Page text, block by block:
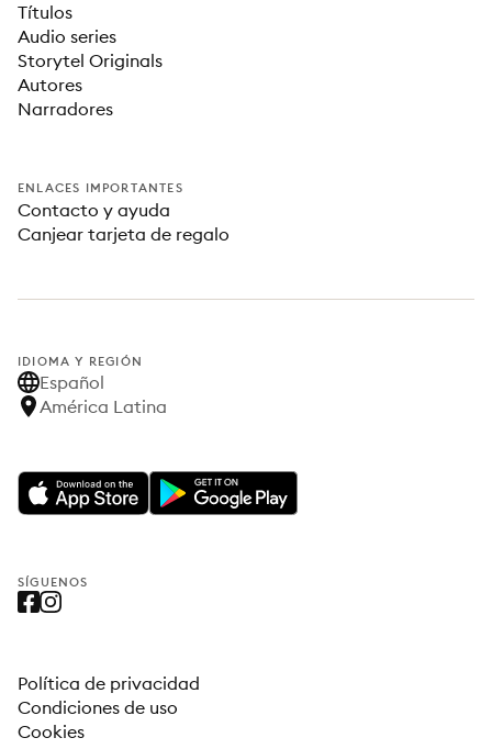
Títulos
Audio series
Storytel Originals
Autores
Narradores
ENLACES IMPORTANTES
Contacto y ayuda
Canjear tarjeta de regalo
IDIOMA Y REGIÓN
Español
América Latina
SÍGUENOS
Política de privacidad
Condiciones de uso
Cookies